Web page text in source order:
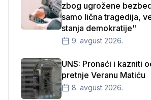
zbog ugrožene
samo lična tragedija,
stanja demokratije"
9. avgust 2026.
UNS: Pronaći i kazniti
pretnje Veranu Matiću
8. avgust 2026.